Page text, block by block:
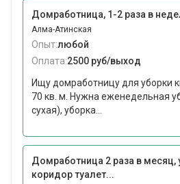
Домработница, 1-2 раза в
Алма-Атинская
Опыт:любой
Оплата:2500 руб/выход
Ищу домработницу для уборки
70 кв. м. Нужна еженедельная
сухая), уборка...
Домработница 2 раза в месяц,
коридор туалет...